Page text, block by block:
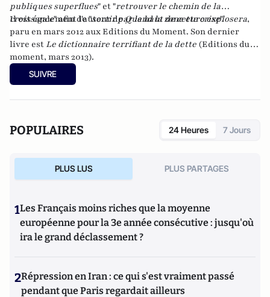
publiques superflues" et "retrouver le chemin de la
croissance" afin de "sortir par le haut de cette crise".
Il est également l'auteur deQuand la zone euro explosera,
paru en mars 2012 aux Editions du Moment. Son dernier
livre est Le dictionnaire terrifiant de la dette (Editions du
moment, mars 2013).
SUIVRE
POPULAIRES 24 Heures 7 Jours
PLUS LUS PLUS PARTAGES
1Les Français moins riches que la moyenne
européenne pour la 3e année consécutive : jusqu'où
ira le grand déclassement ?
2Répression en Iran : ce qui s'est vraiment passé
pendant que Paris regardait ailleurs